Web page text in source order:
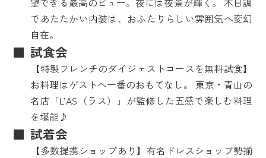
であたたかい内装は、おふたりらしい雰囲気へ変幻
自在。
試食会
【特製フレンチのダイジェストコースを無料試食】
お料理はゲストへ一番のおもてなし。 東京・青山の
名店「L’AS（ラス）」が監修した五感で楽しむ料理
を堪能♪
試着会
【多数提携ショップあり】有名ドレスショップ勢揃